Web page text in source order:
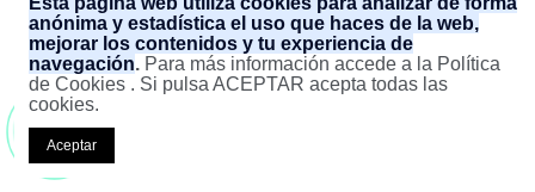
(477) 7 61 11 12 (477) 7 61 11 02
ecommerce@sufarmed.com
477 852 25 61
¡ Somos tu mejor opción en
anónima y estadística el uso que haces de la web,
mejorar los contenidos y tu experiencia de
navegación. Para más información accede a la Política
de Cookies . Si pulsa ACEPTAR acepta todas las
cookies.
Aceptar